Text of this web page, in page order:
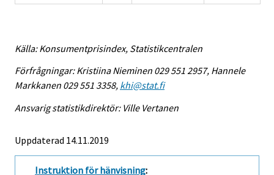
Källa: Konsumentprisindex, Statistikcentralen
Förfrågningar: Kristiina Nieminen 029 551 2957, Hannele
Markkanen 029 551 3358, khi@stat.fi
Ansvarig statistikdirektör: Ville Vertanen
Uppdaterad 14.11.2019
Instruktion för hänvisning: